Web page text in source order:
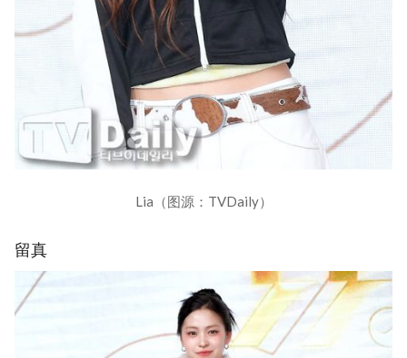
Lia（图源：TVDaily）
留真